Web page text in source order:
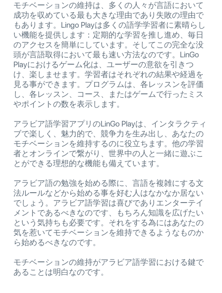
モチベーションの維持は、多くの人々が言語において
成功を収めている最も大きな理由であり失敗の理由で
もあります。Lingo Playは多くの語学学習者に素晴らし
い機能を提供します：定期的な学習を推し進め、毎日
のアクセスを簡単にしています。そしてこの完全な没
頭が言語取得において最も速い方法なのです。LinGo
Playにおけるゲーム化は、ユーザーの意欲を引きつ
け、楽しませます。学習者はそれぞれの結果や経過を
見る事ができます。プログラムは、各レッスンを評価
し、各レッスン、コース、またはゲームで行ったミス
やポイントの数を表示します。
アラビア語学習アプリのLinGo Playは、インタラクティ
ブで楽しく、魅力的で、競争力を生み出し、あなたの
モチベーションを維持するのに役立ちます。他の学習
者とオンラインで繋がり、世界中の人と一緒に遊ぶこ
とができる理想的な機能も備えています。
アラビア語の勉強を始める際に、言語を複雑にする文
法ルールなどから始める事を好む人はなかなか居ない
でしょう。アラビア語学習は喜びでありエンターテイ
メントであるべきなのです、もちろん知識を広げたい
という気持ちも必要です。それをする為にはあなたの
気を惹いてモチベーションを維持できるようなものか
ら始めるべきなのです。
モチベーションの維持がアラビア語学習における鍵で
あることは明白なのです。